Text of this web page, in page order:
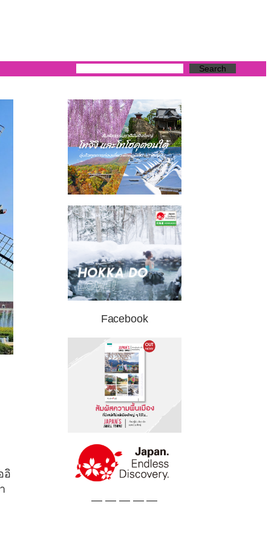
Search
อิ
Facebook
— — — — —